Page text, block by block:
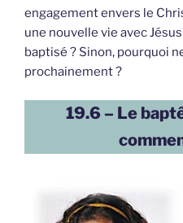
engagement envers le
une nouvelle vie avec
baptisé ? Sinon, pourquoi
prochainement ?
19.6 – Le